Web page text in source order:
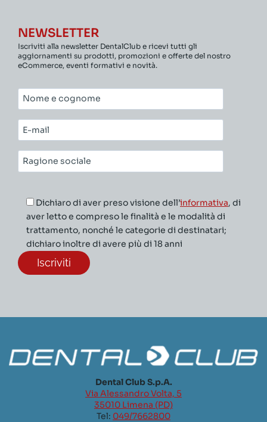
NEWSLETTER
Iscriviti alla newsletter DentalClub e ricevi tutti gli
aggiornamenti su prodotti, promozioni e offerte del nostro
eCommerce, eventi formativi e novità.
Nome
e
cognome*
E-
mail*
Ragione
sociale*
Dichiaro di aver preso visione dell’informativa, di
aver letto e compreso le finalità e le modalità di
trattamento, nonché le categorie di destinatari;
dichiaro inoltre di avere più di 18 anni
Dental Club S.p.A.
Via Alessandro Volta, 5
35010 Limena (PD)
Tel: 049/7662800